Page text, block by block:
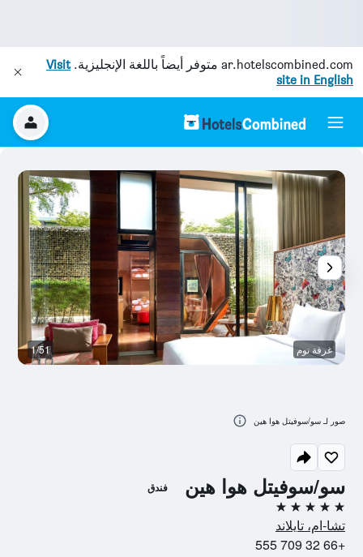
ar.hotelscombined.com متوفر أيضاً باللغة الإنجليزية.Visit
site in English
سو/سوفيتل هوا هين فندق
5 نجوم
تشا-ام، تايلاند
+66 32 709 555
غرفة نوم 1/51
صور لـ سو/سوفيتل هوا هين